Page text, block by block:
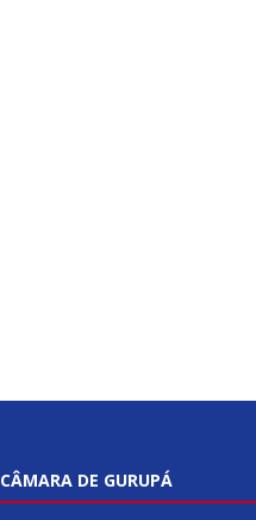
CÂMARA DE GURUPÁ